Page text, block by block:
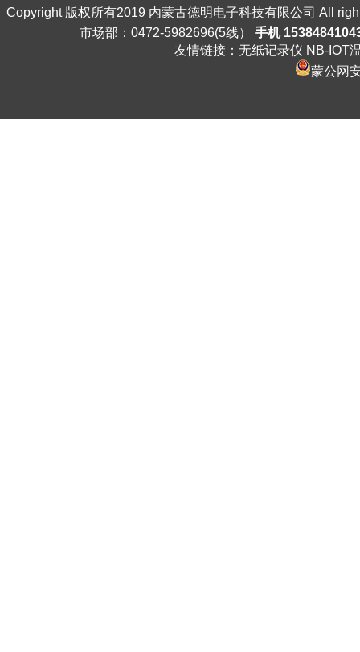
Copyright 版权所有2019 内蒙古德明电子科技有限公司 All
市场部：0472-5982696(5线） 手机
友情链接： 无纸记录仪 NB-IOT
蒙公网